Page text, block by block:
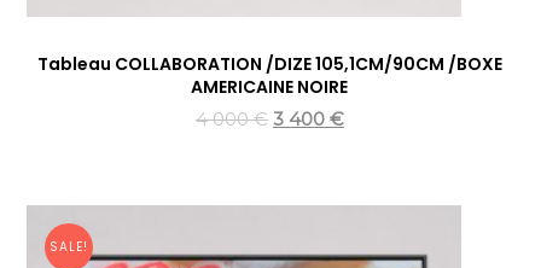
Tableau COLLABORATION /DIZE 105,1CM/90CM /BOXE
AMERICAINE NOIRE
4 000€ 3 400 €
SALE!